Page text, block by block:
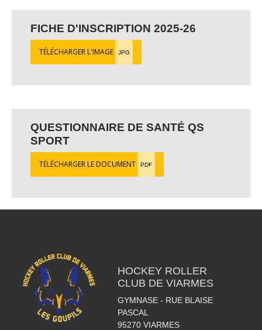
FICHE D'INSCRIPTION 2025-26
TÉLÉCHARGER L'IMAGE JPG
QUESTIONNAIRE DE SANTÉ QS
SPORT
TÉLÉCHARGER LE DOCUMENT PDF
HOCKEY ROLLER
CLUB DE VIARMES
GYMNASE - RUE BLAISE
PASCAL
95270 VIARMES